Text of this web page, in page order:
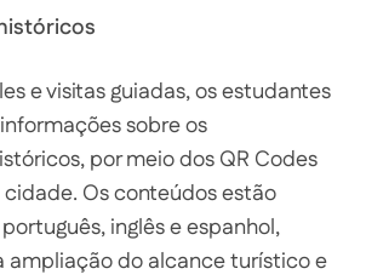
e visitas guiadas, os estudantes
sobre os
por meio dos QR Codes
Os conteúdos estão
inglês e espanhol,
ampliação do alcance turístico e